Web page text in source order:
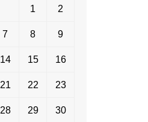
1 2
7 8 9
14 15 16
21 22 23
28 29 30